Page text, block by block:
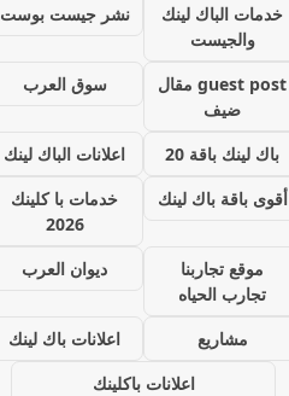
خدمات الباك لينك
والجيست
نشر جيست بوست
guest post مقال
ضيف
سوق العرب
باك لينك باقة 20
اعلانات الباك لينك
أقوى باقة باك لينك
خدمات با كلينك
2026
موقع تجاربنا
تجارب الحياه
ديوان العرب
مشاريع
اعلانات باك لينك
اعلانات باكلينك